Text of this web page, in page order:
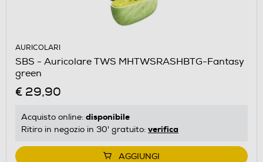
AURICOLARI
SBS - Auricolare TWS MHTWSRASHBTG-Fantasy
green
€ 29,90
Acquisto online: disponibile
Ritiro in negozio in 30' gratuito: verifica
AGGIUNGI